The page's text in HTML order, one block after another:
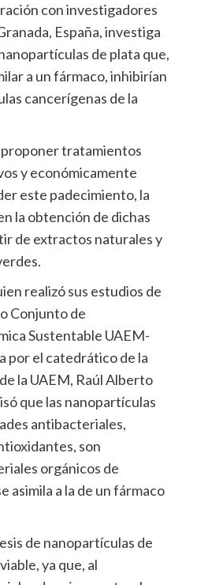
con investigadores
España, investiga
de plata que,
a un fármaco, inhibirían
cancerígenas de la
tratamientos
y económicamente
este padecimiento, la
la obtención de dichas
de extractos naturales y
realizó sus estudios de
Conjunto de
Sustentable UAEM-
por el catedrático de la
la UAEM, Raúl Alberto
que las nanopartículas
antibacteriales,
son
orgánicos de
asimila a la de un fármaco
de nanopartículas de
ya que, al